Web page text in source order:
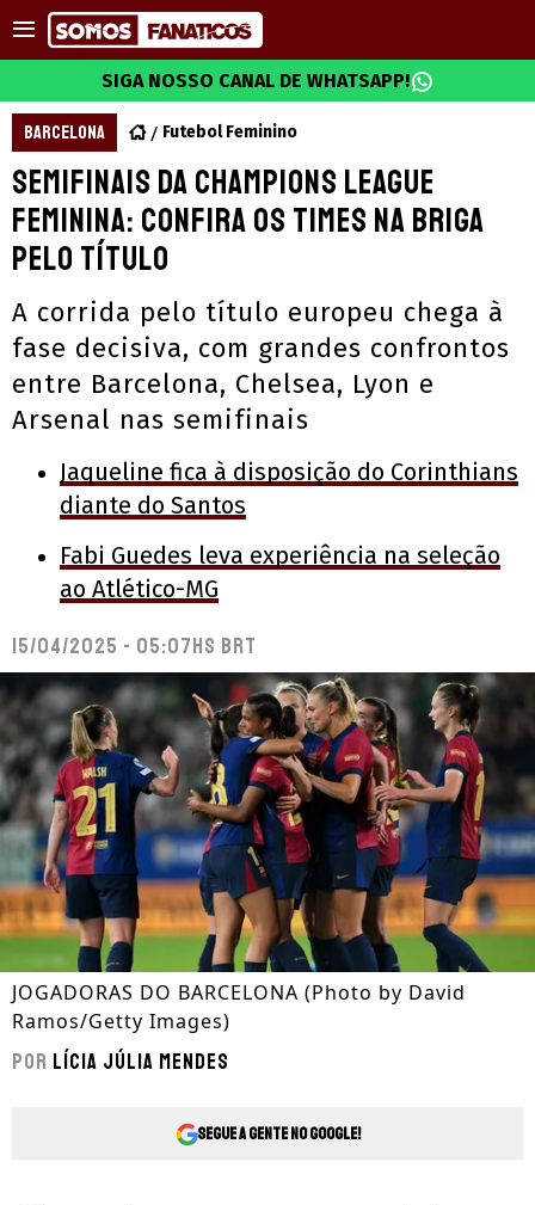
SIGA NOSSO CANAL DE WHATSAPP!
BARCELONA Futebol Feminino
Semifinais da Champions League
Feminina: confira os times na briga
pelo título
A corrida pelo título europeu chega à
fase decisiva, com grandes confrontos
entre Barcelona, Chelsea, Lyon e
Arsenal nas semifinais
Jaqueline fica à disposição do Corinthians
diante do Santos
Fabi Guedes leva experiência na seleção
ao Atlético-MG
15/04/2025 - 05:07hs BRT
JOGADORAS DO BARCELONA (Photo by David
Ramos/Getty Images)
Por Lícia Júlia Mendes
Segue a gente no Google!